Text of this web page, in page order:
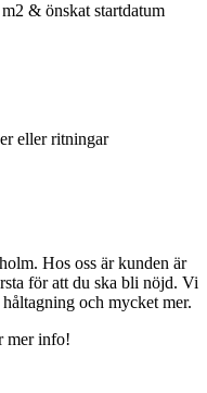
& önskat startdatum
eller ritningar
Hos oss är kunden är
för att du ska bli nöjd. Vi
och mycket mer.
mer info!